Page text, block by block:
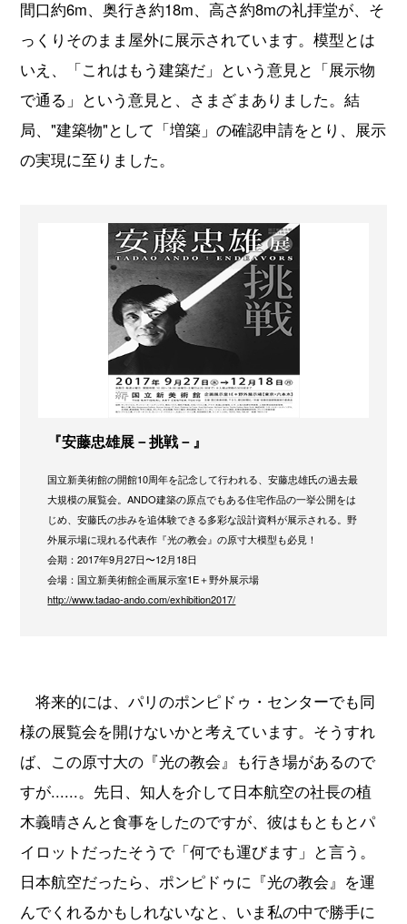
間口約6m、奥行き約18m、高さ約8mの礼拝堂が、そ
っくりそのまま屋外に展示されています。模型とは
いえ、「これはもう建築だ」という意見と「展示物
で通る」という意見と、さまざまありました。結
局、"建築物"として「増築」の確認申請をとり、展示
の実現に至りました。
『安藤忠雄展－挑戦－』
国立新美術館の開館10周年を記念して行われる、安藤忠雄氏の過去最
大規模の展覧会。ANDO建築の原点でもある住宅作品の一挙公開をは
じめ、安藤氏の歩みを追体験できる多彩な設計資料が展示される。野
外展示場に現れる代表作『光の教会』の原寸大模型も必見！
会期：2017年9月27日〜12月18日
会場：国立新美術館企画展示室1E＋野外展示場
http://www.tadao-ando.com/exhibition2017/
将来的には、パリのポンピドゥ・センターでも同
様の展覧会を開けないかと考えています。そうすれ
ば、この原寸大の『光の教会』も行き場があるので
すが......。先日、知人を介して日本航空の社長の植
木義晴さんと食事をしたのですが、彼はもともとパ
イロットだったそうで「何でも運びます」と言う。
日本航空だったら、ポンピドゥに『光の教会』を運
んでくれるかもしれないなと、いま私の中で勝手に